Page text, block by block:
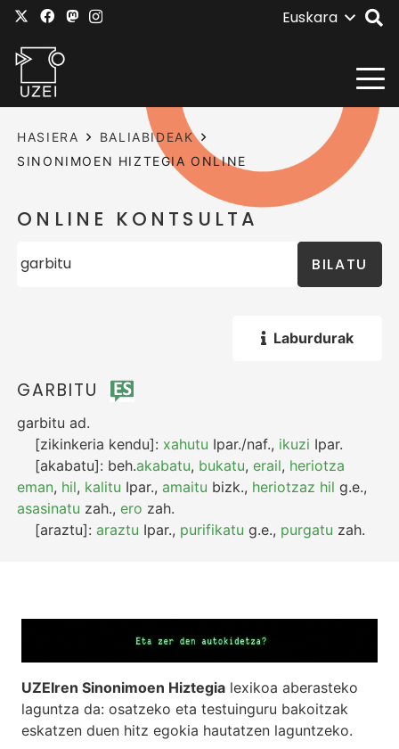
Euskara
HASIERA
BALIABIDEAK
SINONIMOEN HIZTEGIA ONLINE
ONLINE KONTSULTA
BILATU
Laburdurak
GARBITU
garbitu ad.
[zikinkeria kendu]: xahutu Ipar./naf., ikuzi Ipar.
[akabatu]: beh.akabatu, bukatu,erail, heriotza
eman, hil, kalitu Ipar.,amaitu bizk., heriotzaz hil g.e.,
asasinatu zah.,ero zah.
[araztu]:araztu Ipar., purifikatu g.e., purgatu zah.
UZEIren Sinonimoen Hiztegia lexikoa aberasteko
laguntza da: osatzeko eta testuinguru bakoitzak
eskatzen duen hitz egokia hautatzen laguntzeko.